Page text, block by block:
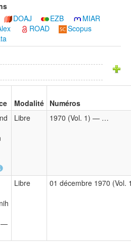
DOAJ EZB
MIAR
ROAD
Scopus
Modalité Numéros
Libre 1970 (Vol. 1) — …
—
Libre 01 décembre 1970